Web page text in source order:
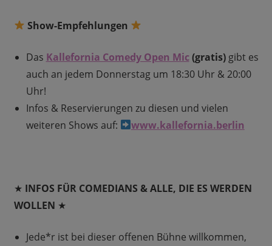
Show-Empfehlungen
Das Kallefornia Comedy Open Mic(gratis)gibt es
auch an jedem Donnerstag um 18:30 Uhr & 20:00
Uhr!
Infos & Reservierungen zu diesen und vielen
weiteren Shows auf:
www.kallefornia.berlin
★ INFOS FÜR COMEDIANS & ALLE, DIE ES WERDEN
WOLLEN ★
Jede*r ist bei dieser offenen Bühne willkommen,